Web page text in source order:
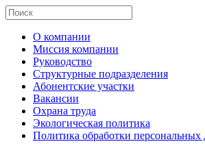
О компании
Миссия компании
Руководство
Структурные подразделения
Абонентские участки
Вакансии
Охрана труда
Экологическая политика
Политика обработки